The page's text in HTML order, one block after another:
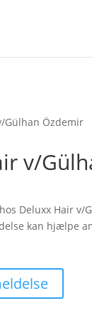
Gülhan Özdemir
v/
Deluxx Hair v/
kan hjælpe